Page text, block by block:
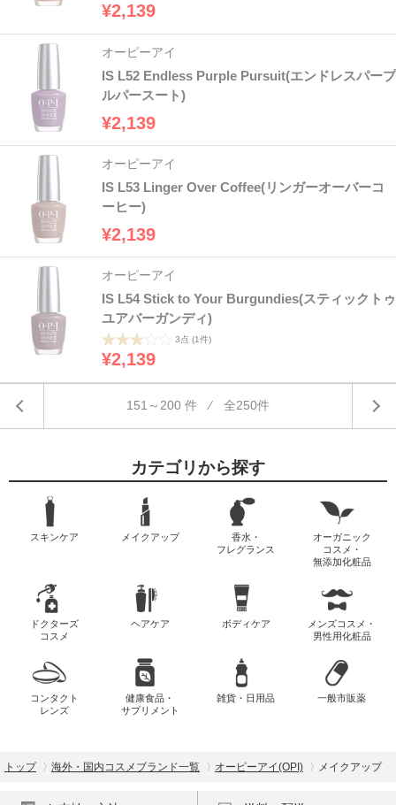
¥2,139
オーピーアイ
IS L52 Endless Purple Pursuit(エンドレスパープ
ルパースート)
¥2,139
オーピーアイ
IS L53 Linger Over Coffee(リンガーオーバーコ
ーヒー)
¥2,139
オーピーアイ
IS L54 Stick to Your Burgundies(スティックトゥ
ユアバーガンディ)
3点 (1件)
¥2,139
151～200 件 ⁄ 全250件
カテゴリから探す
スキンケア メイクアップ
香水・
フレグランス
オーガニック
コスメ・
無添加化粧品
ドクターズ
コスメ
ヘアケア ボディケア
メンズコスメ・
男性用化粧品
コンタクト
レンズ
健康食品・
サプリメント
雑貨・日用品 一般市販薬
トップ 海外・国内コスメブランド一覧 オーピーアイ(OPI) メイクアップ